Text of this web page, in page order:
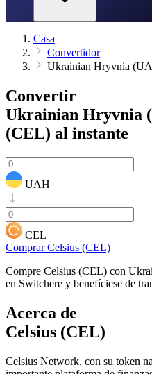
Casa
Convertidor
Ukrainian Hryvnia
Convertir
Ukrainian Hryvnia
(CEL) al instante
UAH
CEL
Comprar Celsius (CEL)
Compre Celsius (CEL) con
en Switchere y benefíciese de
Acerca de
Celsius (CEL)
Celsius Network, con su token